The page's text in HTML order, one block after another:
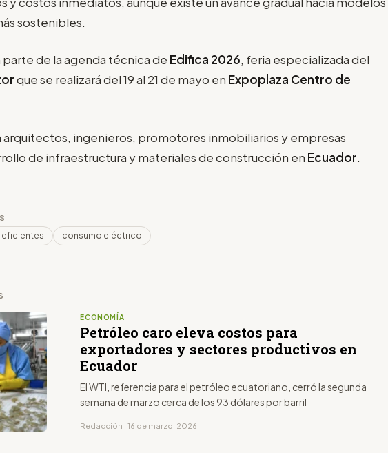
sostenibles.
parte de la agenda técnica de Edifica 2026, feria especializada del
que se realizará del 19 al 21 de mayo en Expoplaza Centro de
arquitectos, ingenieros, promotores inmobiliarios y empresas
de infraestructura y materiales de construcción en Ecuador.
consumo eléctrico
ECONOMÍA
Petróleo caro eleva costos para
exportadores y sectores productivos en
Ecuador
El WTI, referencia para el petróleo ecuatoriano, cerró la segunda
semana de marzo cerca de los 93 dólares por barril
Redacción · 16 de marzo, 2026